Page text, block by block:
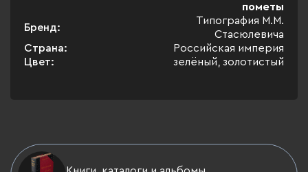
пометы
Бренд:
Типография М.М.
Стасюлевича
Страна:
Российская империя
Цвет:
зелёный, золотистый